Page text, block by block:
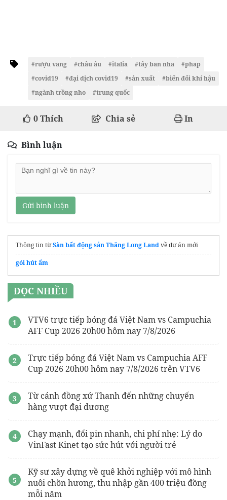
#rượu vang #châu âu #italia #tây ban nha
#phap
#covid19
#đại dịch covid19 #sản xuất
#biến đổi khí hậu
#ngành trồng nho
#trung quốc
0Thích Chia sẻ In
Bình luận
Gửi bình luận
Thông tin từSàn bất động sản Thăng Long Landvề dự án mới
gói hút ẩm
ĐỌC NHIỀU
VTV6 trực tiếp bóng đá Việt Nam vs Campuchia
AFF Cup 2026 20h00 hôm nay 7/8/2026
Trực tiếp bóng đá Việt Nam vs Campuchia AFF
Cup 2026 20h00 hôm nay 7/8/2026 trên VTV6
Từ cánh đồng xứ Thanh đến những chuyến
hàng vượt đại dương
Chạy mạnh, đổi pin nhanh, chi phí nhẹ: Lý do
VinFast Kinet tạo sức hút với người trẻ
Kỹ sư xây dựng về quê khởi nghiệp với mô hình
nuôi chồn hương, thu nhập gần 400 triệu đồng
mỗi năm